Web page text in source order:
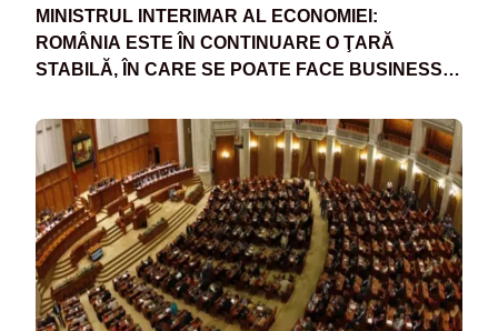
MINISTRUL INTERIMAR AL ECONOMIEI:
ROMÂNIA ESTE ÎN CONTINUARE O ŢARĂ
STABILĂ, ÎN CARE SE POATE FACE BUSINESS